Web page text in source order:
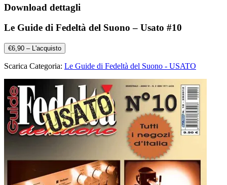
Download dettagli
Le Guide di Fedeltà del Suono – Usato #10
€6,90 – L'acquisto
Scarica Categoria: Le Guide di Fedeltà del Suono - USATO